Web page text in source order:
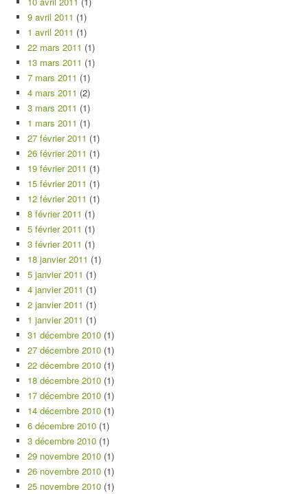
9 avril 2011 (1)
1 avril 2011 (1)
22 mars 2011 (1)
13 mars 2011 (1)
7 mars 2011 (1)
4 mars 2011 (2)
3 mars 2011 (1)
1 mars 2011 (1)
27 février 2011 (1)
26 février 2011 (1)
19 février 2011 (1)
15 février 2011 (1)
12 février 2011 (1)
8 février 2011 (1)
5 février 2011 (1)
3 février 2011 (1)
18 janvier 2011 (1)
5 janvier 2011 (1)
4 janvier 2011 (1)
2 janvier 2011 (1)
1 janvier 2011 (1)
31 décembre 2010 (1)
27 décembre 2010 (1)
22 décembre 2010 (1)
18 décembre 2010 (1)
17 décembre 2010 (1)
14 décembre 2010 (1)
6 décembre 2010 (1)
3 décembre 2010 (1)
29 novembre 2010 (1)
26 novembre 2010 (1)
25 novembre 2010 (1)